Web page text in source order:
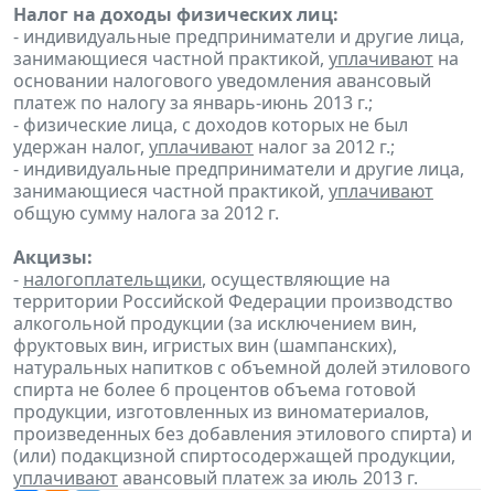
Налог на доходы физических лиц:
- индивидуальные предприниматели и другие лица,
занимающиеся частной практикой, уплачивают на
основании налогового уведомления авансовый
платеж по налогу за январь-июнь 2013 г.;
- физические лица, с доходов которых не был
удержан налог, уплачивают налог за 2012 г.;
- индивидуальные предприниматели и другие лица,
занимающиеся частной практикой, уплачивают
общую сумму налога за 2012 г.
Акцизы:
- налогоплательщики, осуществляющие на
территории Российской Федерации производство
алкогольной продукции (за исключением вин,
фруктовых вин, игристых вин (шампанских),
натуральных напитков с объемной долей этилового
спирта не более 6 процентов объема готовой
продукции, изготовленных из виноматериалов,
произведенных без добавления этилового спирта) и
(или) подакцизной спиртосодержащей продукции,
уплачиваютавансовый платеж за июль 2013 г.